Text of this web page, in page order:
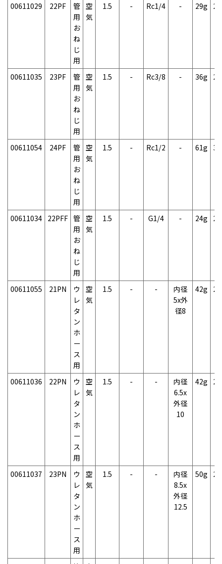
00611029 22PF
管
用
お
ね
じ
用
空
気
1.5 - Rc1/4 - 29g
00611035 23PF
管
用
お
ね
じ
用
空
気
1.5 - Rc3/8 - 36g
00611054 24PF
管
用
お
ね
じ
用
空
気
1.5 - Rc1/2 - 61g
00611034 22PFF 管
用
お
ね
じ
用
空
気
1.5 - G1/4 - 24g
00611055 21PN
ウ
レ
タ
ン
ホ
ー
ス
用
空
気
1.5 - -
内径
5x外
径8
42g
00611036 22PN
ウ
レ
タ
ン
ホ
ー
ス
用
空
気
1.5 - -
内径
6.5x
外径
10
42g
00611037 23PN
ウ
レ
タ
ン
ホ
ー
ス
用
空
気
1.5 - -
内径
8.5x
外径
12.5
50g